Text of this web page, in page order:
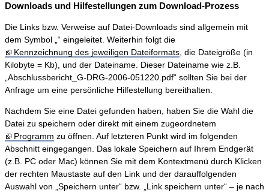
Downloads und Hilfestellungen zum Download-Prozess
Die Links bzw. Verweise auf Datei-Downloads sind allgemein mit
dem Symbol „“ eingeleitet. Weiterhin folgt die
Kennzeichnung des jeweiligen Dateiformats , die Dateigröße (in
Kilobyte = Kb), und der Dateiname. Dieser Dateiname wie z.B.
„Abschlussbericht_G-DRG-2006-051220.pdf“ sollten Sie bei der
Anfrage um eine persönliche Hilfestellung bereithalten.
Nachdem Sie eine Datei gefunden haben, haben Sie die Wahl die
Datei zu speichern oder direkt mit einem zugeordnetem
Programm zu öffnen. Auf letzteren Punkt wird im folgenden
Abschnitt eingegangen. Das lokale Speichern auf Ihrem Endgerät
(z.B. PC oder Mac) können Sie mit dem Kontextmenü durch Klicken
der rechten Maustaste auf den Link und der darauffolgenden
Auswahl von „Speichern unter“ bzw. „Link speichern unter“ – je nach